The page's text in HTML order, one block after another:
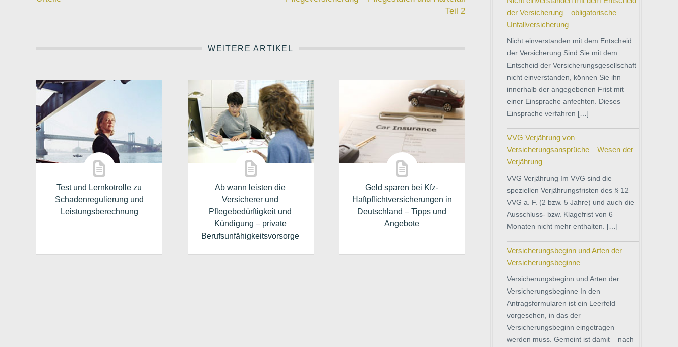
Teil 2
WEITERE ARTIKEL
Test und Lernkotrolle zu
Schadenregulierung und
Leistungsberechnung
Ab wann leisten die
Versicherer und
Pflegebedürftigkeit und
Kündigung – private
Berufsunfähigkeitsvorsorge
Geld sparen bei Kfz-
Haftpflichtversicherungen in
Deutschland – Tipps und
Angebote
der Versicherung – obligatorische
Unfallversicherung
Nicht einverstanden mit dem Entscheid
der Versicherung Sind Sie mit dem
Entscheid der Versicherungsgesellschaft
nicht einverstanden, können Sie ihn
innerhalb der angegebenen Frist mit
einer Einsprache anfechten. Dieses
Einsprache verfahren […]
VVG Verjährung von
Versicherungsansprüche – Wesen der
Verjährung
VVG Verjährung Im VVG sind die
speziellen Verjährungsfristen des § 12
VVG a. F. (2 bzw. 5 Jahre) und auch die
Ausschluss- bzw. Klagefrist von 6
Monaten nicht mehr enthalten. […]
Versicherungsbeginn und Arten der
Versicherungsbeginne
Versicherungsbeginn und Arten der
Versicherungsbeginne In den
Antragsformularen ist ein Leerfeld
vorgesehen, in das der
Versicherungsbeginn eingetragen
werden muss. Gemeint ist damit – nach